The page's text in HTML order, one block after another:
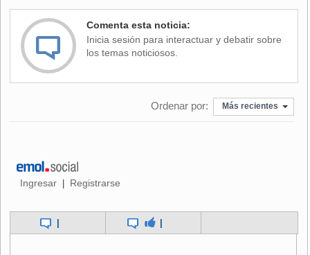
durante 2011, reconocimiento que tiene al director
"emocionado, contento. Es el primer premio que recibimos...
Orgulloso, porque después de que uno trabaja tanto tiempo
en un proyecto, el premio de los críticos es importante, se
Comenta esta noticia:
Inicia sesión para interactuar y debatir sobre
los temas noticiosos.
Ordenar por: Más recientes
Ingresar Registrarse